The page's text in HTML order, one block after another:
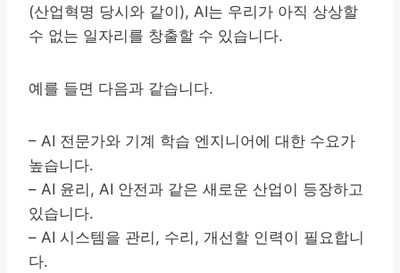
(산업혁명 당시와 같이), AI는 우리가 아직 상상할
수 없는 일자리를 창출할 수 있습니다.
예를 들면 다음과 같습니다.
– AI 전문가와 기계 학습 엔지니어에 대한 수요가
높습니다.
– AI 윤리, AI 안전과 같은 새로운 산업이 등장하고
있습니다.
– AI 시스템을 관리, 수리, 개선할 인력이 필요합니
다.